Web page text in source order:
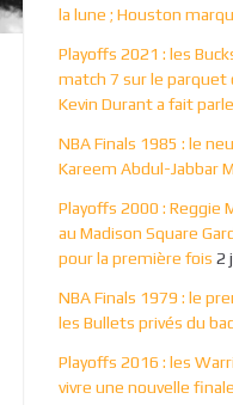
la lune ; Houston
Playoffs 2021 : les
match 7 sur le parquet
Kevin Durant a fait
NBA Finals 1985 : le
Kareem Abdul-Jabbar
Playoffs 2000 : Reggie
au Madison Square
pour la première fois 2
NBA Finals 1979 : le
les Bullets privés du
Playoffs 2016 : les
vivre une nouvelle